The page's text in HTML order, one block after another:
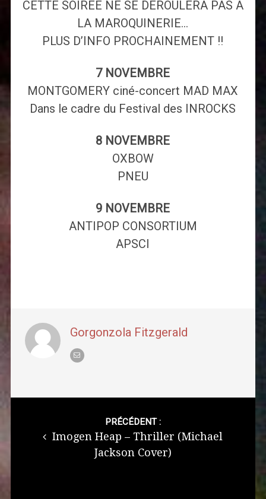
CETTE SOIREE NE SE DEROULERA PAS A
LA MAROQUINERIE…
PLUS D’INFO PROCHAINEMENT !!
7 NOVEMBRE
MONTGOMERY ciné-concert MAD MAX
Dans le cadre du Festival des INROCKS
8 NOVEMBRE
OXBOW
PNEU
9 NOVEMBRE
ANTIPOP CONSORTIUM
APSCI
Gorgonzola Fitzgerald
PRÉCÉDENT :
Imogen Heap – Thriller (Michael
Jackson Cover)